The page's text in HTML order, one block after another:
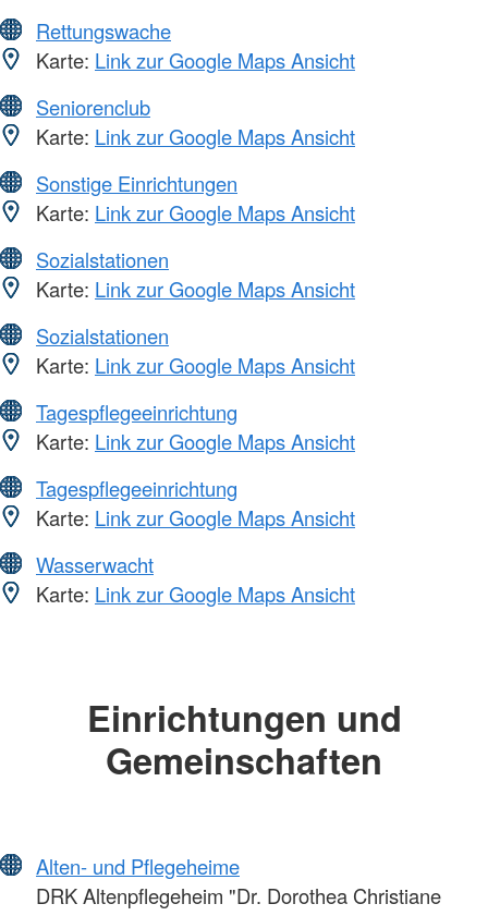
Rettungswache
Karte: Link zur Google Maps Ansicht
Seniorenclub
Karte: Link zur Google Maps Ansicht
Sonstige Einrichtungen
Karte: Link zur Google Maps Ansicht
Sozialstationen
Karte: Link zur Google Maps Ansicht
Sozialstationen
Karte: Link zur Google Maps Ansicht
Tagespflegeeinrichtung
Karte: Link zur Google Maps Ansicht
Tagespflegeeinrichtung
Karte: Link zur Google Maps Ansicht
Wasserwacht
Karte: Link zur Google Maps Ansicht
Einrichtungen und
Gemeinschaften
Alten- und Pflegeheime
DRK Altenpflegeheim "Dr. Dorothea Christiane